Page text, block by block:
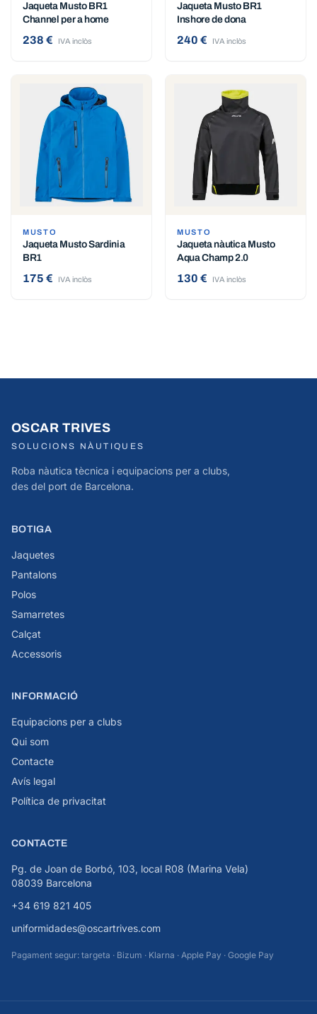
Jaqueta Musto BR1
Channel per a home
238 € IVA inclòs
Jaqueta Musto BR1
Inshore de dona
240 € IVA inclòs
MUSTO
Jaqueta Musto Sardinia
BR1
175 € IVA inclòs
MUSTO
Jaqueta nàutica Musto
Aqua Champ 2.0
130 € IVA inclòs
OSCAR TRIVES
SOLUCIONS NÀUTIQUES
Roba nàutica tècnica i equipacions per a clubs,
des del port de Barcelona.
BOTIGA
Jaquetes
Pantalons
Polos
Samarretes
Calçat
Accessoris
INFORMACIÓ
Equipacions per a clubs
Qui som
Contacte
Avís legal
Política de privacitat
CONTACTE
Pg. de Joan de Borbó, 103, local R08 (Marina Vela)
08039 Barcelona
+34 619 821 405
uniformidades@oscartrives.com
Pagament segur: targeta · Bizum · Klarna · Apple Pay · Google Pay